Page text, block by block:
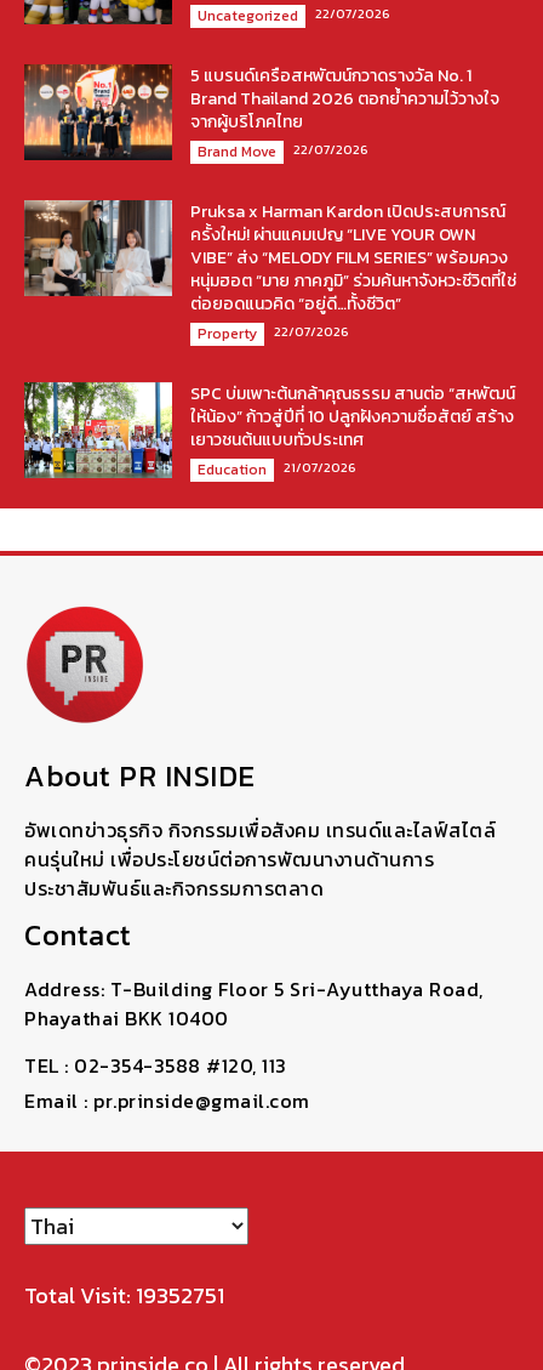
Uncategorized 22/07/2026
5 แบรนด์เครือสหพัฒน์กวาดรางวัล No. 1
Brand Thailand 2026 ตอกย้ำความไว้วางใจ
จากผู้บริโภคไทย
Brand Move 22/07/2026
Pruksa x Harman Kardon เปิดประสบการณ์
ครั้งใหม่! ผ่านแคมเปญ “LIVE YOUR OWN
VIBE” ส่ง “MELODY FILM SERIES” พร้อมควง
หนุ่มฮอต “มาย ภาคภูมิ” ร่วมค้นหาจังหวะชีวิตที่ใช่
ต่อยอดแนวคิด “อยู่ดี…ทั้งชีวิต”
Property 22/07/2026
SPC บ่มเพาะต้นกล้าคุณธรรม สานต่อ “สหพัฒน์
ให้น้อง” ก้าวสู่ปีที่ 10 ปลูกฝังความซื่อสัตย์ สร้าง
เยาวชนต้นแบบทั่วประเทศ
Education 21/07/2026
About PR INSIDE
อัพเดทข่าวธุรกิจ กิจกรรมเพื่อสังคม เทรนด์และไลฟ์สไตล์
คนรุ่นใหม่ เพื่อประโยชน์ต่อการพัฒนางานด้านการ
ประชาสัมพันธ์และกิจกรรมการตลาด
Contact
Address: T-Building Floor 5 Sri-Ayutthaya Road,
Phayathai BKK 10400
TEL : 02-354-3588 #120, 113
Email : pr.prinside@gmail.com
Total Visit: 19352751